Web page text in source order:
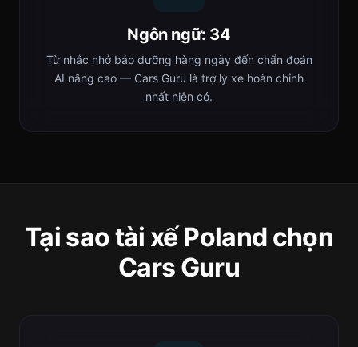
Ngôn ngữ: 34
Từ nhắc nhở bảo dưỡng hàng ngày đến chẩn đoán
AI nâng cao — Cars Guru là trợ lý xe hoàn chỉnh
nhất hiện có.
Tại sao tài xế Poland chọn
Cars Guru